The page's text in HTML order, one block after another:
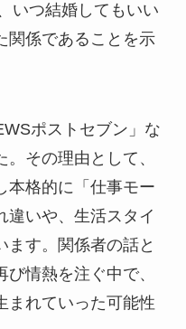
いつ結婚してもいい
関係であることを示
ポストセブン」な
その理由として、
本格的に「仕事モー
違いや、生活スタイ
ます。関係者の話と
情熱を注ぐ中で、
まれていった可能性